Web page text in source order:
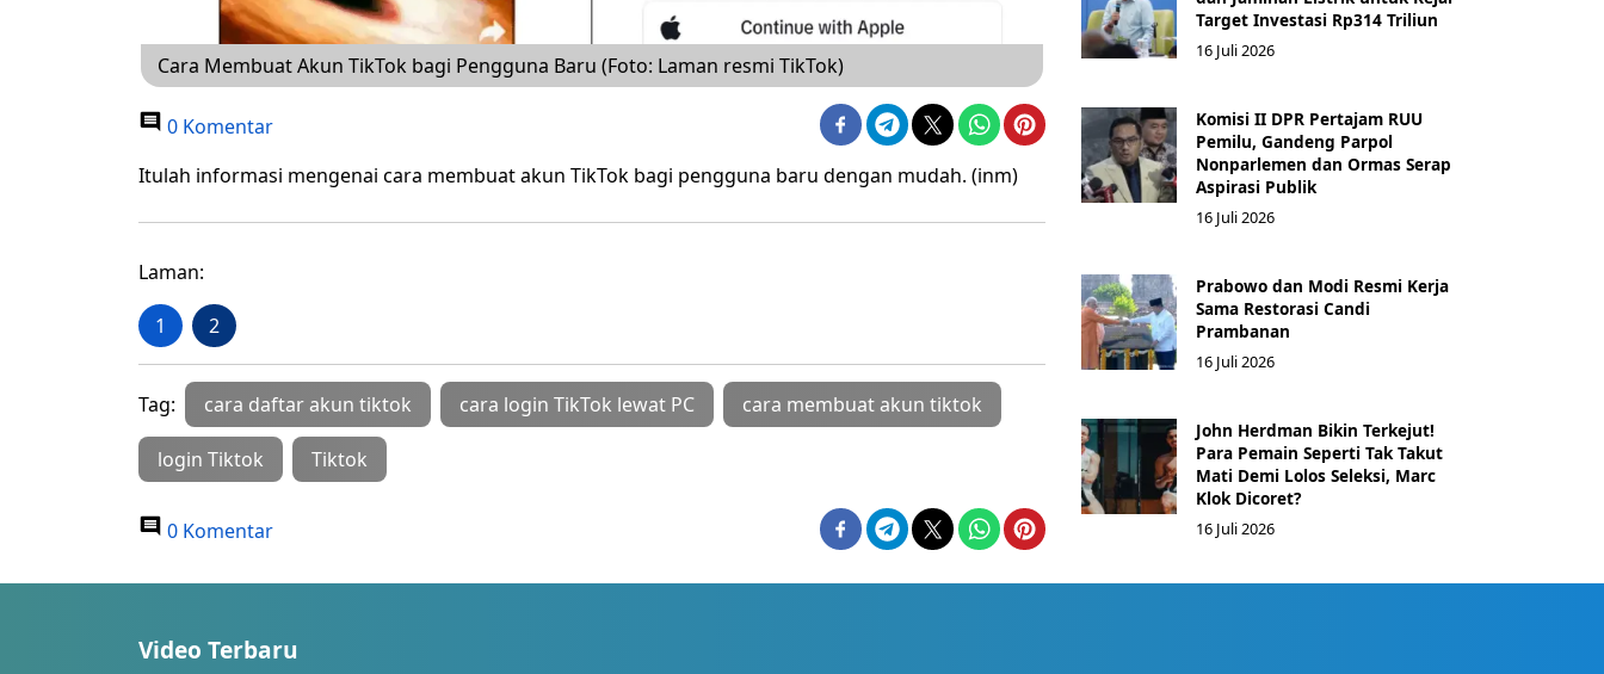
Cara Membuat Akun TikTok bagi Pengguna Baru (Foto: Laman resmi TikTok)
0 Komentar
Itulah informasi mengenai cara membuat akun TikTok bagi pengguna baru dengan mudah. (inm)
Laman:
1 2
Tag: cara daftar akun tiktok cara login TikTok lewat PC cara membuat akun tiktok
login Tiktok Tiktok
0 Komentar
Target Investasi Rp314 Triliun
16 Juli 2026
Komisi II DPR Pertajam RUU
Pemilu, Gandeng Parpol
Nonparlemen dan Ormas Serap
Aspirasi Publik
16 Juli 2026
Prabowo dan Modi Resmi Kerja
Sama Restorasi Candi
Prambanan
16 Juli 2026
John Herdman Bikin Terkejut!
Para Pemain Seperti Tak Takut
Mati Demi Lolos Seleksi, Marc
Klok Dicoret?
16 Juli 2026
Video Terbaru